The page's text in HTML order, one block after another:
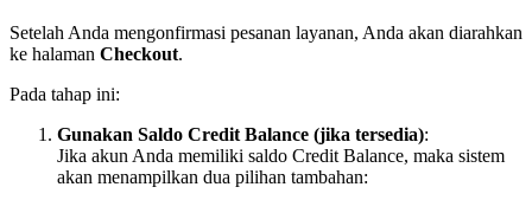
Setelah Anda mengonfirmasi pesanan layanan, Anda akan diarahkan
ke halaman Checkout.
Pada tahap ini:
Gunakan Saldo Credit Balance (jika tersedia):
Jika akun Anda memiliki saldo Credit Balance, maka sistem
akan menampilkan dua pilihan tambahan: